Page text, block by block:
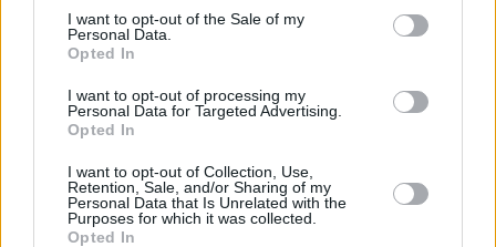
cualquier momento entrando de nuevo en este sitio web o
visitando nuestra política de privacidad.
I want to opt-out of the Sale of my
Personal Data.
Opted In
I want to opt-out of processing my
Personal Data for Targeted Advertising.
Opted In
I want to opt-out of Collection, Use,
Retention, Sale, and/or Sharing of my
Personal Data that Is Unrelated with the
Purposes for which it was collected.
Opted In